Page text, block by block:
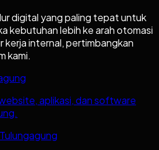
digital yang paling tepat untuk
kebutuhan lebih ke arah otomasi
kerja internal, pertimbangkan
kami.
aplikasi, dan software